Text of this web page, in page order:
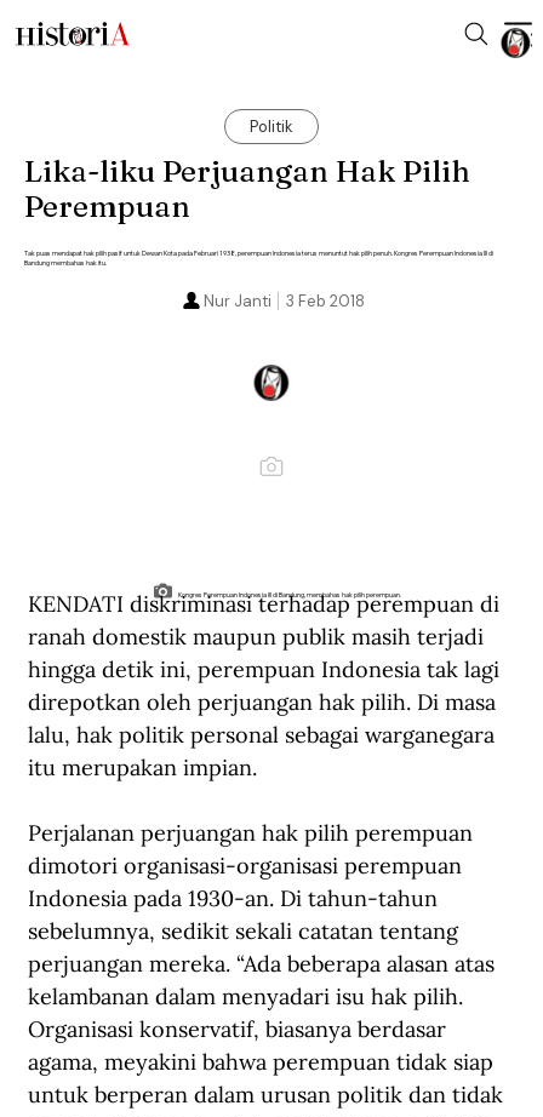
Politik
Lika-liku Perjuangan Hak Pilih
Perempuan
Tak puas mendapat hak pilih pasif untuk Dewan Kota pada Februari 1938, perempuan Indonesia terus menuntut hak pilih penuh. Kongres Perempuan Indonesia III di
Bandung membahas hak itu.
3 Feb 2018
Nur Janti
Kongres Perempuan Indonesia III di Bandung, membahas hak pilih perempuan.
KENDATI diskriminasi terhadap perempuan di
ranah domestik maupun publik masih terjadi
hingga detik ini, perempuan Indonesia tak lagi
direpotkan oleh perjuangan hak pilih. Di masa
lalu, hak politik personal sebagai warganegara
itu merupakan impian.
Perjalanan perjuangan hak pilih perempuan
dimotori organisasi-organisasi perempuan
Indonesia pada 1930-an. Di tahun-tahun
sebelumnya, sedikit sekali catatan tentang
perjuangan mereka. “Ada beberapa alasan atas
kelambanan dalam menyadari isu hak pilih.
Organisasi konservatif, biasanya berdasar
agama, meyakini bahwa perempuan tidak siap
untuk berperan dalam urusan politik dan tidak